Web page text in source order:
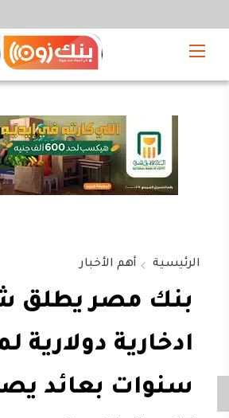
الرئيسية أهم الأخبار
بنك مصر يطلق
سنوات بعائد